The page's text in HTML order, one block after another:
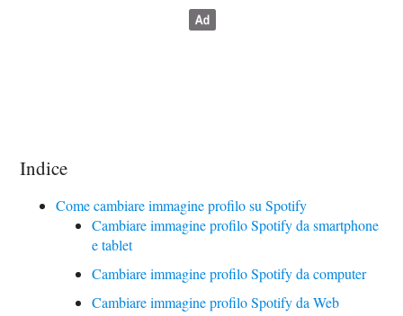
Indice
Come cambiare immagine profilo su Spotify
Cambiare immagine profilo Spotify da smartphone
e tablet
Cambiare immagine profilo Spotify da computer
Cambiare immagine profilo Spotify da Web